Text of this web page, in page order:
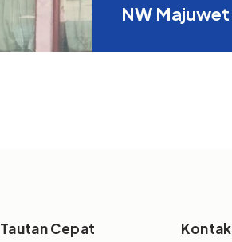
NW Majuwet
Tautan Cepat Kontak